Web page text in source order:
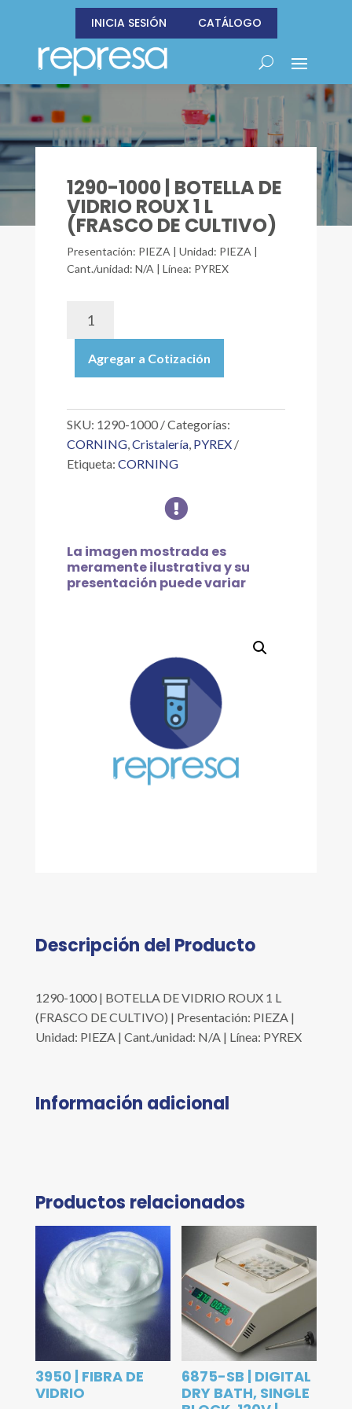
INICIA SESIÓN CATÁLOGO
1290-1000 | BOTELLA DE
VIDRIO ROUX 1 L
(FRASCO DE CULTIVO)
Presentación: PIEZA | Unidad: PIEZA |
Cant./unidad: N/A | Línea: PYREX
1000
BOTELLA
DE
ROUX
L
(FRASCO
Agregar a Cotización
SKU: 1290-1000
Categorías:
CORNING,Cristalería, PYREX
Etiqueta: CORNING

La imagen mostrada es
meramente ilustrativa y su
presentación puede variar
Descripción del Producto
1290-1000 | BOTELLA DE VIDRIO ROUX 1 L
(FRASCO DE CULTIVO) | Presentación: PIEZA |
Unidad: PIEZA | Cant./unidad: N/A | Línea: PYREX
Información adicional
Productos relacionados
3950 | FIBRA DE
VIDRIO
6875-SB | DIGITAL
DRY BATH, SINGLE